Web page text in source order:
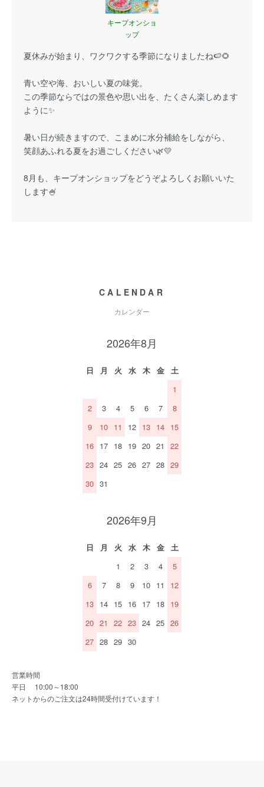
キープオンショ
ップ
夏休みが始まり、ワクワクする季節になりましたね🍉🌻
青い空や海、おいしい夏の味覚。
この季節ならではの景色や思い出を、たくさん楽しめます
ように✨
暑い日が続きますので、こまめに水分補給をしながら、
笑顔あふれる夏をお過ごしください🌿💛
8月も、キープオンショップをどうぞよろしくお願いいた
します🍧
CALENDAR
カレンダー
2026年8月
日 月 火 水 木 金
土
1
2
3 4 5 6 7
8
9
10 11 12 13 14 15
16 17 18 19 20 21
22
23 24 25 26 27 28 29
30 31
2026年9月
日 月 火 水 木 金
土
1
2 3 4
5
6
7 8 9 10 11
12
13 14 15 16 17 18 19
20 21 22 23 24 25 26
27 28 29 30
営業時間
平日 10:00～18:00
ネットからのご注文は24時間受付けています！